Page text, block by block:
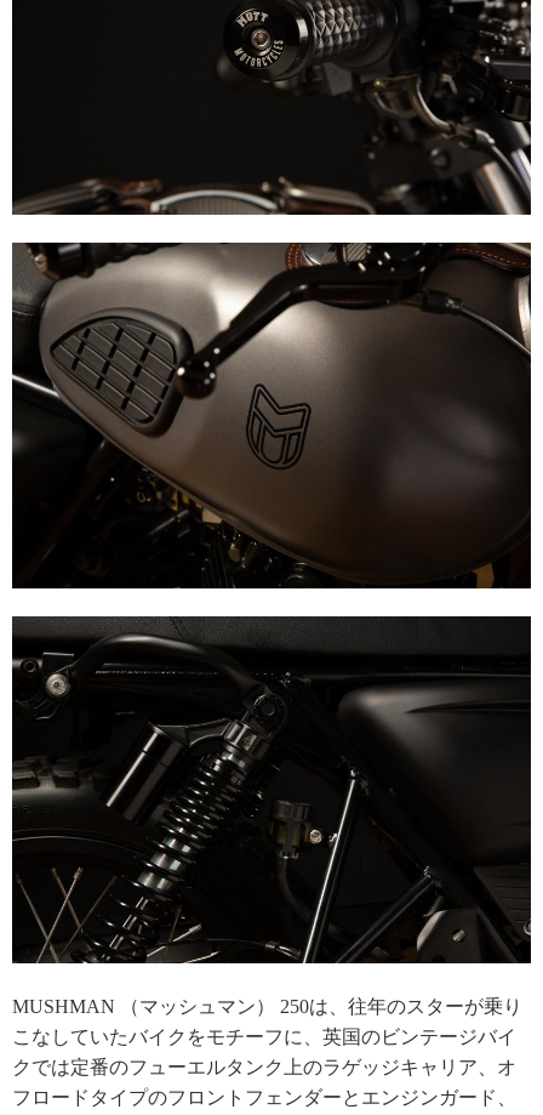
MUSHMAN （マッシュマン） 250は、往年のスターが乗り
こなしていたバイクをモチーフに、英国のビンテージバイ
クでは定番のフューエルタンク上のラゲッジキャリア、オ
フロードタイプのフロントフェンダーとエンジンガード、